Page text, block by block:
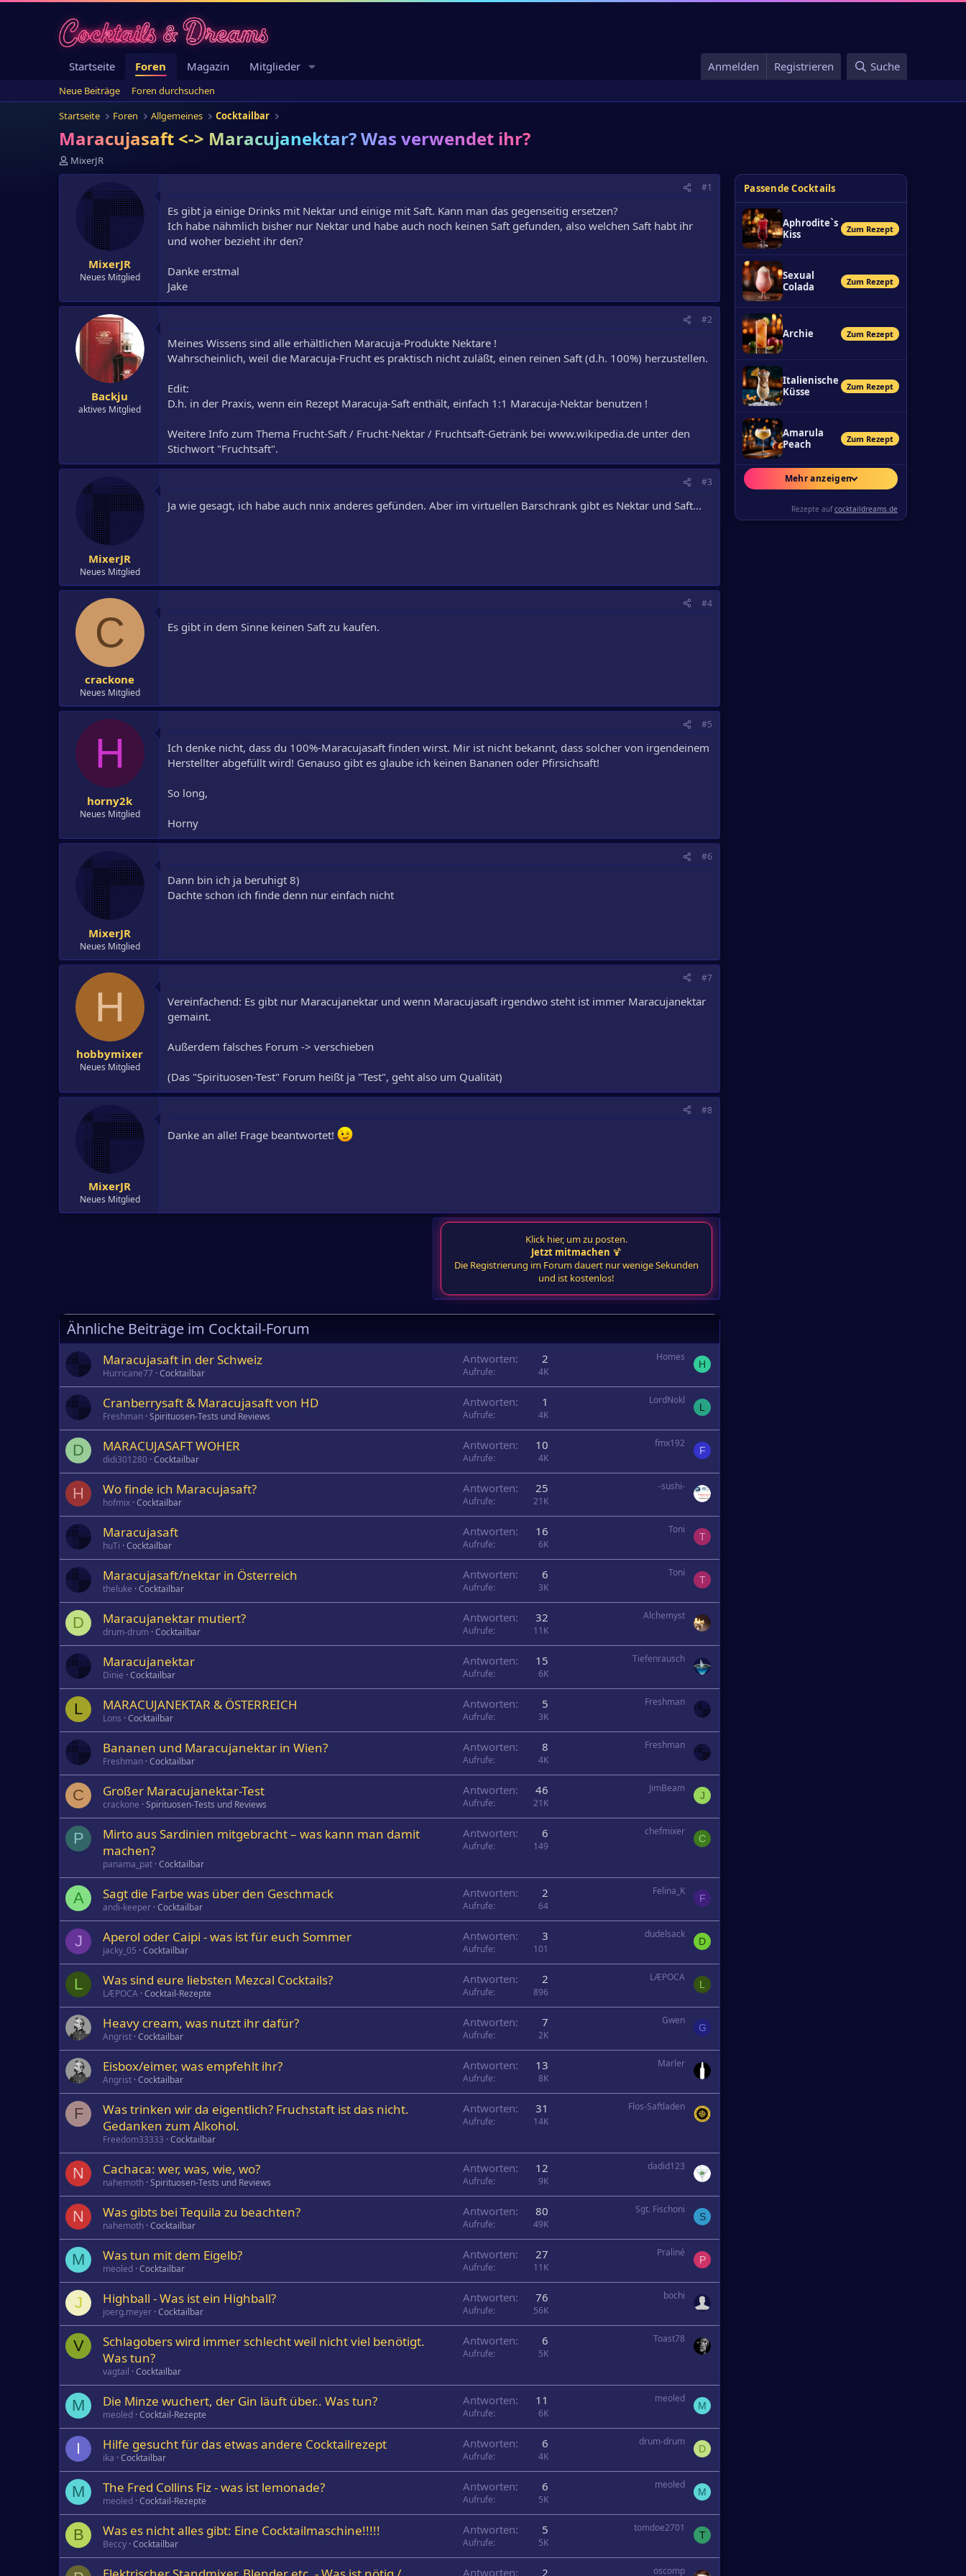
Startseite Foren Magazin Mitglieder Anmelden Registrieren Suche
Neue Beiträge
Foren durchsuchen
Startseite
Foren Allgemeines Cocktailbar
Maracujasaft <-> Maracujanektar? Was verwendet ihr?
E
r
MixerJR
MixerJR
Neues Mitglied
#1
Es gibt ja einige Drinks mit Nektar und einige mit Saft. Kann man das gegenseitig ersetzen?
Ich habe nähmlich bisher nur Nektar und habe auch noch keinen Saft gefunden, also welchen Saft habt ihr
und woher bezieht ihr den?
Danke erstmal
Jake
Backju
aktives Mitglied
#2
Meines Wissens sind alle erhältlichen Maracuja-Produkte Nektare !
Wahrscheinlich, weil die Maracuja-Frucht es praktisch nicht zuläßt, einen reinen Saft (d.h. 100%) herzustellen.
Edit:
D.h. in der Praxis, wenn ein Rezept Maracuja-Saft enthält, einfach 1:1 Maracuja-Nektar benutzen !
Weitere Info zum Thema Frucht-Saft / Frucht-Nektar / Fruchtsaft-Getränk bei www.wikipedia.de unter den
Stichwort "Fruchtsaft".
MixerJR
Neues Mitglied
#3
Ja wie gesagt, ich habe auch nnix anderes gefünden. Aber im virtuellen Barschrank gibt es Nektar und Saft...
C
crackone
Neues Mitglied
#4
Es gibt in dem Sinne keinen Saft zu kaufen.
H
horny2k
Neues Mitglied
#5
Ich denke nicht, dass du 100%-Maracujasaft finden wirst. Mir ist nicht bekannt, dass solcher von irgendeinem
Herstellter abgefüllt wird! Genauso gibt es glaube ich keinen Bananen oder Pfirsichsaft!
So long,
Horny
MixerJR
Neues Mitglied
#6
Dann bin ich ja beruhigt 8)
Dachte schon ich finde denn nur einfach nicht
H
hobbymixer
Neues Mitglied
#7
Vereinfachend: Es gibt nur Maracujanektar und wenn Maracujasaft irgendwo steht ist immer Maracujanektar
gemaint.
Außerdem falsches Forum -> verschieben
(Das "Spirituosen-Test" Forum heißt ja "Test", geht also um Qualität)
MixerJR
Neues Mitglied
#8
Danke an alle! Frage beantwortet!
Klick hier, um zu posten.
Jetzt mitmachen 🍹
Die Registrierung im Forum dauert nur wenige Sekunden
und ist kostenlos!
Ähnliche Beiträge im Cocktail-Forum
Maracujasaft in der Schweiz
Hurricane77 Cocktailbar
Antworten 2
Aufrufe 4K
Homes
H
Cranberrysaft & Maracujasaft von HD
Freshman Spirituosen-Tests und Reviews
Antworten 1
Aufrufe 4K
LordNokl
L
D MARACUJASAFT WOHER
didi301280 Cocktailbar
Antworten 10
Aufrufe 4K
fmx192
F
H Wo finde ich Maracujasaft?
hofmix Cocktailbar
Antworten 25
Aufrufe 21K
-sushi-
Maracujasaft
huTi Cocktailbar
Antworten 16
Aufrufe 6K
Toni
T
Maracujasaft/nektar in Österreich
theluke Cocktailbar
Antworten 6
Aufrufe 3K
Toni
T
D Maracujanektar mutiert?
drum-drum Cocktailbar
Antworten 32
Aufrufe 11K
Alchemyst
Maracujanektar
Dinie Cocktailbar
Antworten 15
Aufrufe 6K
Tiefenrausch
L MARACUJANEKTAR & ÖSTERREICH
Lons Cocktailbar
Antworten 5
Aufrufe 3K
Freshman
Bananen und Maracujanektar in Wien?
Freshman Cocktailbar
Antworten 8
Aufrufe 4K
Freshman
C Großer Maracujanektar-Test
crackone Spirituosen-Tests und Reviews
Antworten 46
Aufrufe 21K
JimBeam
J
P
Mirto aus Sardinien mitgebracht – was kann man damit
machen?
panama_pat Cocktailbar
Antworten 6
Aufrufe 149
chefmixer
C
A Sagt die Farbe was über den Geschmack
andi-keeper Cocktailbar
Antworten 2
Aufrufe 64
Felina_K
F
J Aperol oder Caipi - was ist für euch Sommer
jacky_05 Cocktailbar
Antworten 3
Aufrufe 101
dudelsack
D
L Was sind eure liebsten Mezcal Cocktails?
LÆPOCA Cocktail-Rezepte
Antworten 2
Aufrufe 896
LÆPOCA
L
Heavy cream, was nutzt ihr dafür?
Angrist Cocktailbar
Antworten 7
Aufrufe 2K
Gwen
G
Eisbox/eimer, was empfehlt ihr?
Angrist Cocktailbar
Antworten 13
Aufrufe 8K
Marler
F
Was trinken wir da eigentlich? Fruchstaft ist das nicht.
Gedanken zum Alkohol.
Freedom33333 Cocktailbar
Antworten 31
Aufrufe 14K
Flos-Saftladen
N Cachaca: wer, was, wie, wo?
nahemoth Spirituosen-Tests und Reviews
Antworten 12
Aufrufe 9K
dadid123
N Was gibts bei Tequila zu beachten?
nahemoth Cocktailbar
Antworten 80
Aufrufe 49K
Sgt. Fischoni
S
M Was tun mit dem Eigelb?
meoled Cocktailbar
Antworten 27
Aufrufe 11K
Praliné
P
J Highball - Was ist ein Highball?
joerg.meyer Cocktailbar
Antworten 76
Aufrufe 56K
bochi
V
Schlagobers wird immer schlecht weil nicht viel benötigt.
Was tun?
vagtail Cocktailbar
Antworten 6
Aufrufe 5K
Toast78
M Die Minze wuchert, der Gin läuft über.. Was tun?
meoled Cocktail-Rezepte
Antworten 11
Aufrufe 6K
meoled
M
I Hilfe gesucht für das etwas andere Cocktailrezept
ika Cocktailbar
Antworten 6
Aufrufe 4K
drum-drum
D
M The Fred Collins Fiz - was ist lemonade?
meoled Cocktail-Rezepte
Antworten 6
Aufrufe 5K
meoled
M
B Was es nicht alles gibt: Eine Cocktailmaschine!!!!!
Beccy Cocktailbar
Antworten 5
Aufrufe 5K
tomdoe2701
T
Antworten 2 oscomp
Passende Cocktails
Aphrodite`s
Kiss
Zum Rezept
Sexual
Colada
Zum Rezept
Archie Zum Rezept
Italienische
Küsse
Zum Rezept
Amarula
Peach
Zum Rezept
Mehr anzeigen
Rezepte aufcocktaildreams.de